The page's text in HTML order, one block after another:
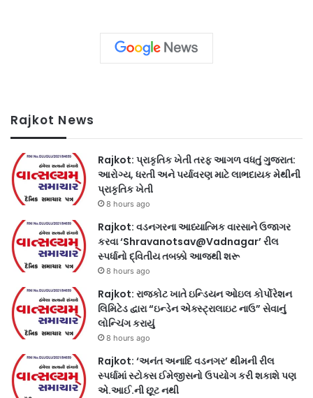
Rajkot News
Rajkot: પ્રાકૃતિક ખેતી તરફ આગળ વધતું ગુજરાત:
આરોગ્ય, ધરતી અને પર્યાવરણ માટે લાભદાયક મેથીની
પ્રાકૃતિક ખેતી
8 hours ago
Rajkot: વડનગરના આધ્યાત્મિક વારસાને ઉજાગર
કરવા ‘Shravanotsav@Vadnagar’ રીલ
સ્પર્ધાનો દ્વિતીય તબક્કો આજથી શરૂ
8 hours ago
Rajkot: રાજકોટ ખાતે ઇન્ડિયન ઓઇલ કોર્પોરેશન
લિમિટેડ દ્વારા “ઇન્ડેન એક્સ્ટ્રાલાઇટ નાઉ” સેવાનું
લોન્ચિંગ કરાયું
8 hours ago
Rajkot: ‘અનંત અનાદિ વડનગર’ થીમની રીલ
સ્પર્ધામાં સ્ટોક્સ ઈમેજીસનો ઉપયોગ કરી શકાશે પણ
એ.આઈ.ની છૂટ નથી